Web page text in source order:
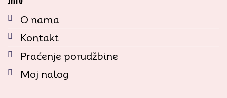
O nama
Kontakt
Praćenje porudžbine
Moj nalog